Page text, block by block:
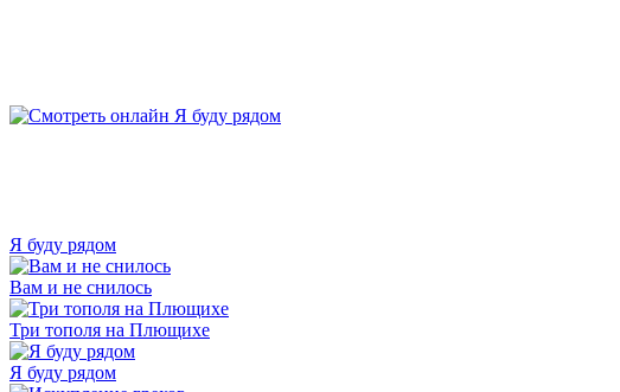
Я буду рядом
Вам и не снилось
Три тополя на Плющихе
Я буду рядом